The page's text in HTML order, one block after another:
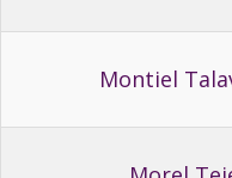
Montiel